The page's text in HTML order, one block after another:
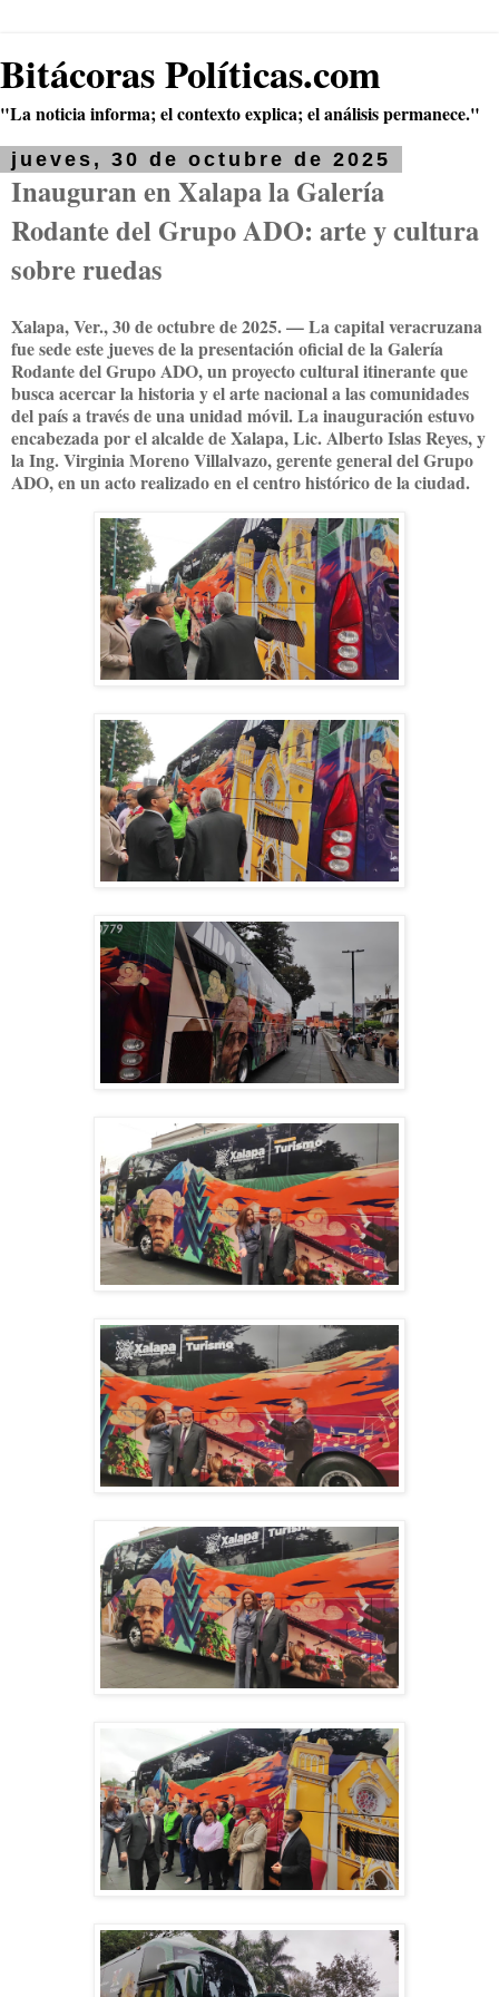
Bitácoras Políticas.com
"La noticia informa; el contexto explica; el análisis permanece."
jueves, 30 de octubre de 2025
Inauguran en Xalapa la Galería
Rodante del Grupo ADO: arte y cultura
sobre ruedas
Xalapa, Ver., 30 de octubre de 2025.— La capital veracruzana
fue sede este jueves de lapresentación oficial de la Galería
Rodante del Grupo ADO, un proyecto cultural itinerante que
busca acercar la historia y el arte nacional a las comunidades
del país a través de una unidad móvil. La inauguración estuvo
encabezada por elalcalde de Xalapa, Lic. Alberto Islas Reyes, y
laIng. Virginia Moreno Villalvazo,gerente general del Grupo
ADO, en un acto realizado en el centro histórico de la ciudad.